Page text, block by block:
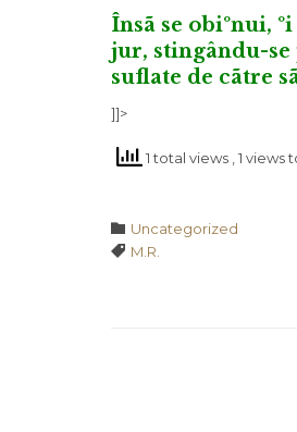
Însã se obiºnui,
jur, stingându-
suflate de cãtre
]]>
1 total views , 1 views
 Category
Uncategorized
 Tags
M.R.